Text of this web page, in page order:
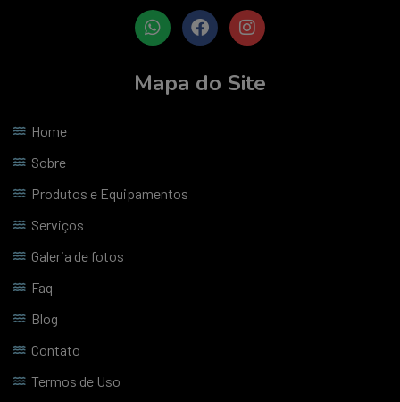
Mapa do Site
Home
Sobre
Produtos e Equipamentos
Serviços
Galeria de fotos
Faq
Blog
Contato
Termos de Uso